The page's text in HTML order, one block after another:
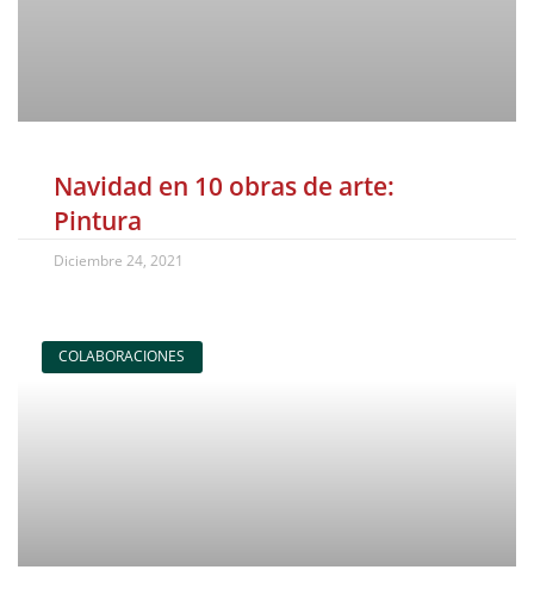
Navidad en 10 obras de arte:
Pintura
Diciembre 24, 2021
COLABORACIONES